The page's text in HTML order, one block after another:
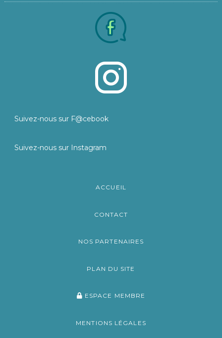
Suivez-nous sur F@cebook
Suivez-nous sur Instagram
ACCUEIL
CONTACT
NOS PARTENAIRES
PLAN DU SITE
ESPACE MEMBRE
MENTIONS LÉGALES